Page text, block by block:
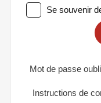
Se souvenir
Mot de passe
Instructions de